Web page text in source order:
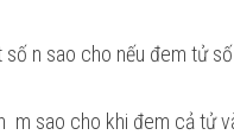
số n sao cho nếu đem tử
m sao cho khi đem cả tử